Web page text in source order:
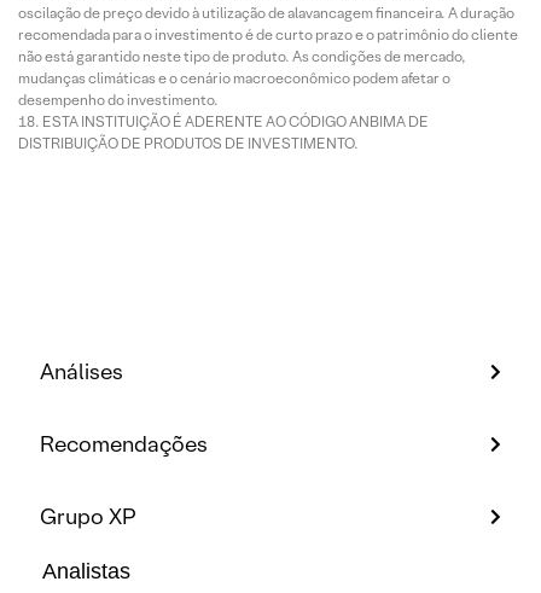
oscilação de preço devido à utilização de alavancagem financeira. A duração
recomendada para o investimento é de curto prazo e o patrimônio do cliente
não está garantido neste tipo de produto. As condições de mercado,
mudanças climáticas e o cenário macroeconômico podem afetar o
desempenho do investimento.
ESTA INSTITUIÇÃO É ADERENTE AO CÓDIGO ANBIMA DE
DISTRIBUIÇÃO DE PRODUTOS DE INVESTIMENTO.
Análises
Recomendações
Grupo XP
Analistas